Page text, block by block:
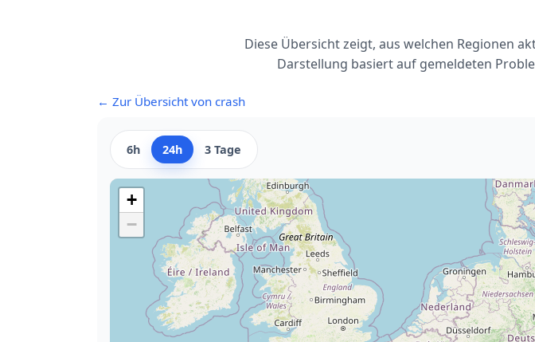
Diese Übersicht zeigt, aus welchen Regionen
Darstellung basiert auf gemeldeten
← Zur Übersicht von crash
6h 24h 3 Tage
+
−